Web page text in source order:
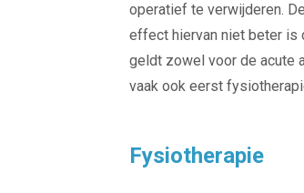
operatief te verwijderen.
effect hiervan niet beter is
geldt zowel voor de acute
vaak ook eerst
Fysiotherapie